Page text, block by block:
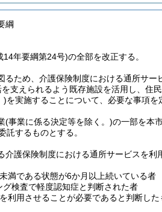
綱
年要綱第24号)の全部を改正する。
るため、介護保険制度における通所サー
支えられるよう既存施設を活用し、住
)を実施することについて、必要な事項を
(事業に係る決定等を除く。)の一部を本
託するものとする。
護保険制度における通所サービスを利
満である状態が6か月以上続いている者
検査で軽度認知症と判断された者
利用させることが必要であると判断した